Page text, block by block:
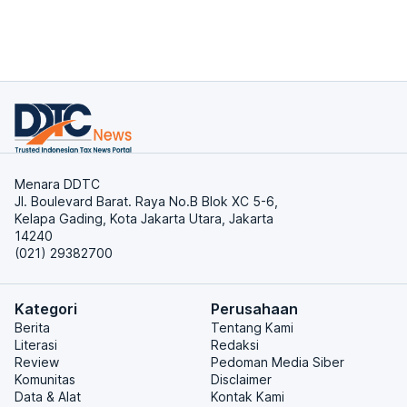
Menara DDTC
Jl. Boulevard Barat. Raya No.B Blok XC 5-6,
Kelapa Gading, Kota Jakarta Utara, Jakarta
14240
(021) 29382700
Kategori
Berita
Literasi
Review
Komunitas
Data & Alat
Perusahaan
Tentang Kami
Redaksi
Pedoman Media Siber
Disclaimer
Kontak Kami